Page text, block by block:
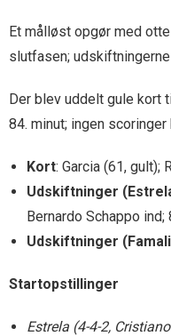
Et målløst opgør med
slutfasen;
Der blev uddelt gule kort
84. minut; ingen
Kort: Garcia (61, gult);
Udskiftninger
Bernardo Schappo
Udskiftninger
Startopstillinger
Estrela (4-4-2,